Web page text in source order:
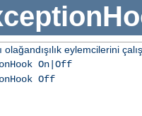
eylemcilerini
On|Off
Off